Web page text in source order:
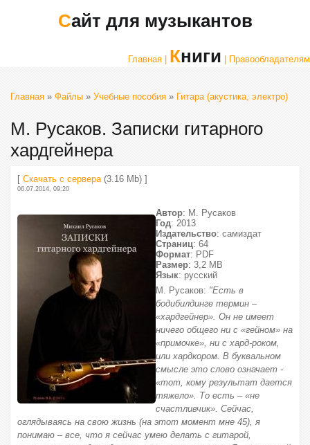
Сайт для музыкантов
Главная | Книги | Правообладателям
Главная » Файлы » Учебные пособия » Гитара (акустика, электро)
М. Русаков. Записки гитарного
хардгейнера
[ Скачать с сервера(3.16 Mb) ]
06.07.2014, 09:20
Автор: М. Русаков
Год: 2013
Издательство: самиздат
Страниц: 64
Формат: PDF
Размер: 3,2 МВ
Язык: русский
М. Русаков: "Есть в
бодибилдинге термин –
«хардгейнер». Он не имеет
ничего общего ни с «гейном» на
«примочке», ни с хард-роком,
или хардкором. В буквальном
смысле это слово означает -
«тот, кому результат дается
тяжело». То есть – «не
счастливчик». Сейчас,
оглядываясь на свою жизнь (на этот момент мне 45), я
понимаю – все, что я сейчас умею делать с гитарой,